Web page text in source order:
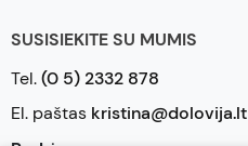
SUSISIEKITE SU MUMIS
Tel.(0 5) 2332 878
El. paštas kristina@dolovija.lt